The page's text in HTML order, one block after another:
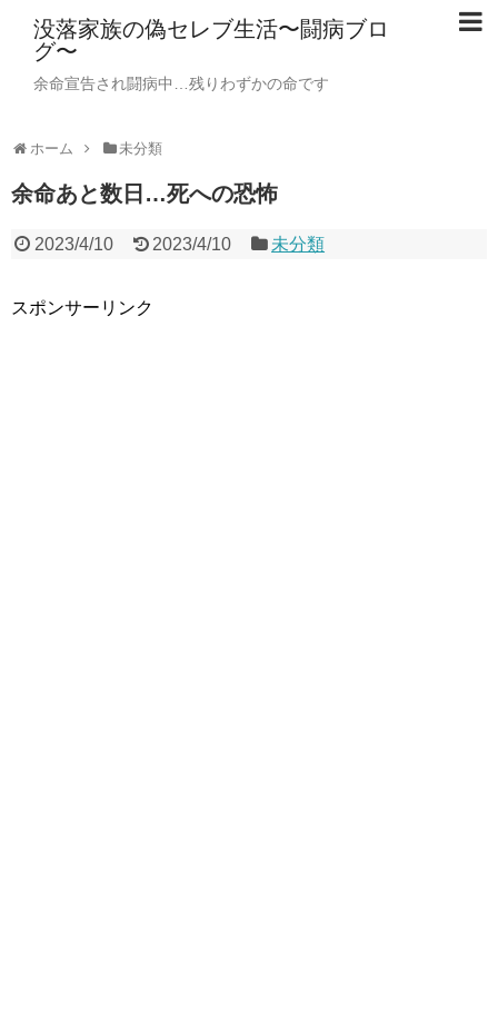
没落家族の偽セレブ生活〜闘病ブロ
グ〜
余命宣告され闘病中…残りわずかの命です
ホーム 未分類
余命あと数日…死への恐怖
2023/4/10 2023/4/10 未分類
スポンサーリンク